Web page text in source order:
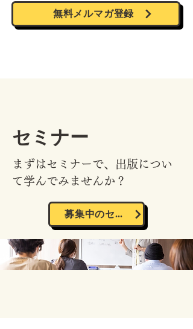
無料メルマガ登録
セミナー
まずはセミナーで、出版につい
て学んでみませんか？
募集中のセミナーはこちら